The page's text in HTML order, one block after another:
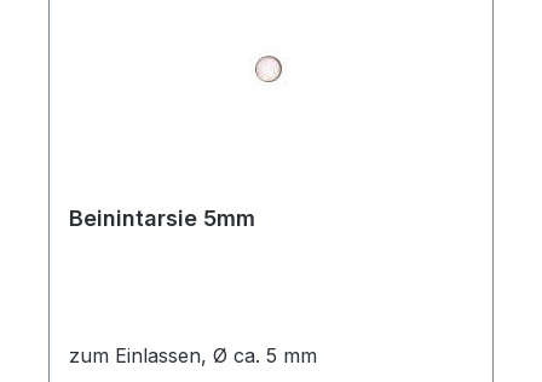
Beinintarsie 5mm
zum Einlassen, Ø ca. 5 mm